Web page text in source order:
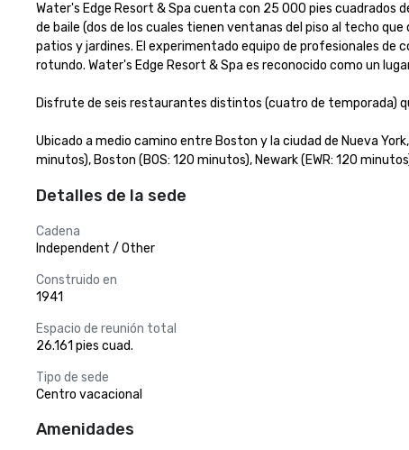
Water's Edge Resort & Spa cuenta con 25 000 pies cuadrados
de baile (dos de los cuales tienen ventanas del piso al techo
patios y jardines. El experimentado equipo de profesionales de
rotundo. Water's Edge Resort & Spa es reconocido como un
Disfrute de seis restaurantes distintos (cuatro de temporada)
Ubicado a medio camino entre Boston y la ciudad de Nueva
minutos), Boston (BOS: 120 minutos), Newark (EWR: 120
Detalles de la sede
Cadena
Independent / Other
Construido en
1941
Espacio de reunión total
26.161 pies cuad.
Tipo de sede
Centro vacacional
Amenidades